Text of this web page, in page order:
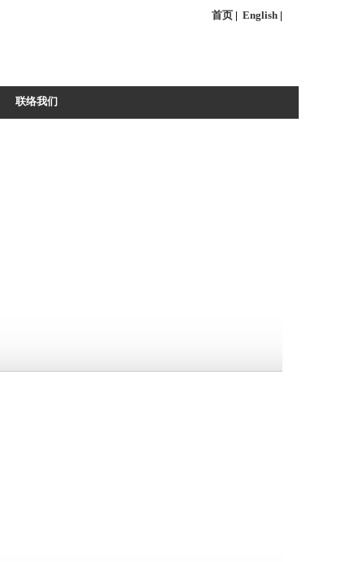
首页 | English |
联络我们